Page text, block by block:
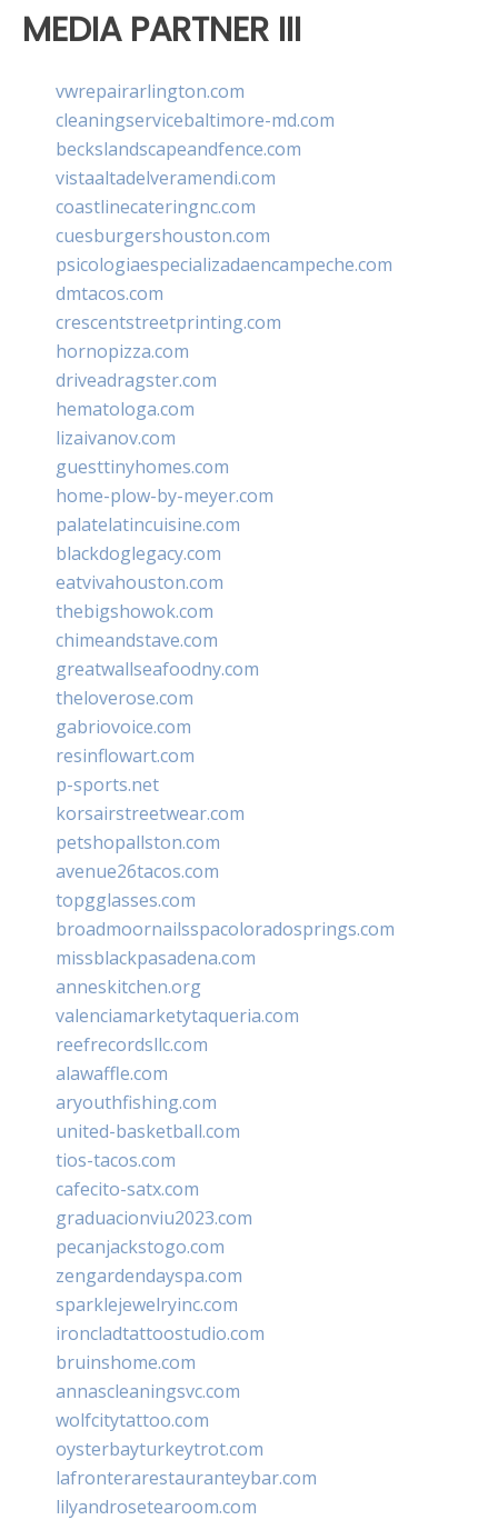
MEDIA PARTNER III
vwrepairarlington.com
cleaningservicebaltimore-md.com
beckslandscapeandfence.com
vistaaltadelveramendi.com
coastlinecateringnc.com
cuesburgershouston.com
psicologiaespecializadaencampeche.com
dmtacos.com
crescentstreetprinting.com
hornopizza.com
driveadragster.com
hematologa.com
lizaivanov.com
guesttinyhomes.com
home-plow-by-meyer.com
palatelatincuisine.com
blackdoglegacy.com
eatvivahouston.com
thebigshowok.com
chimeandstave.com
greatwallseafoodny.com
theloverose.com
gabriovoice.com
resinflowart.com
p-sports.net
korsairstreetwear.com
petshopallston.com
avenue26tacos.com
topgglasses.com
broadmoornailsspacoloradosprings.com
missblackpasadena.com
anneskitchen.org
valenciamarketytaqueria.com
reefrecordsllc.com
alawaffle.com
aryouthfishing.com
united-basketball.com
tios-tacos.com
cafecito-satx.com
graduacionviu2023.com
pecanjackstogo.com
zengardendayspa.com
sparklejewelryinc.com
ironcladtattoostudio.com
bruinshome.com
annascleaningsvc.com
wolfcitytattoo.com
oysterbayturkeytrot.com
lafronterarestauranteybar.com
lilyandrosetearoom.com